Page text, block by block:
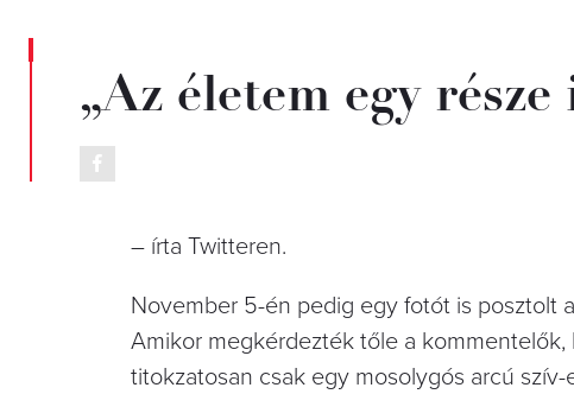
„Az életem egy
– írta Twitteren.
November 5-én pedig egy fotót is posztolt
Amikor megkérdezték tőle a
titokzatosan csak egy mosolygós arcú